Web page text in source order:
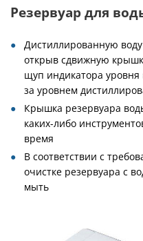
Резервуар для
Дистиллированную
открыв сдвижную
щуп индикатора уровня
за уровнем
Крышка резервуара
каких-либо
время
В соответствии с
очистке резервуара с
мыть